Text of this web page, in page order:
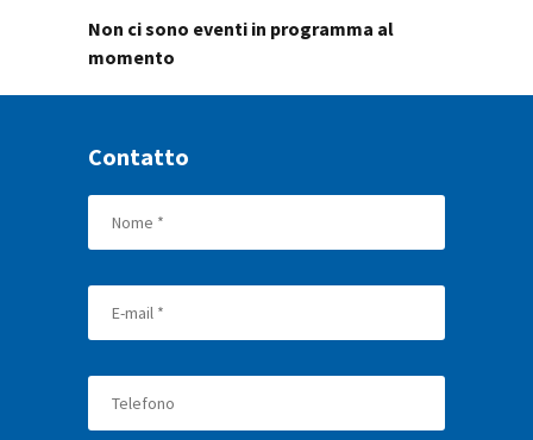
Non ci sono eventi in programma al
momento
Contatto